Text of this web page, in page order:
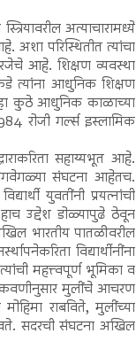
अत्याचारामध्ये
अशा परिस्थितीत त्यांचा
आहे. शिक्षण व्यवस्था
त्यांना आधुनिक शिक्षण
कुठे आधुनिक काळाच्या
रोजी गर्ल्स इस्लामिक
सहाय्यभूत आहे.
वेगवेगळ्या संघटना आहेतच.
युवतींनी प्रयत्नांची
उद्देश डोळ्यापुढे ठेवून
भारतीय पातळीवरील
विद्यार्थीनींना
महत्त्वपूर्ण भूमिका व
मुलींचे आचरण
राबविते, मुलींच्या
सदरची संघटना अखिल